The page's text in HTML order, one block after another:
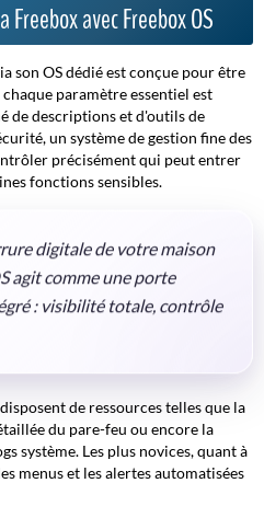
avec Freebox OS
son OS dédié est conçue pour être
chaque paramètre essentiel est
de descriptions et d'outils de
un système de gestion fine des
précisément qui peut entrer
fonctions sensibles.
digitale de votre maison
agit comme une porte
: visibilité totale, contrôle
de ressources telles que la
du pare-feu ou encore la
système. Les plus novices, quant à
menus et les alertes automatisées